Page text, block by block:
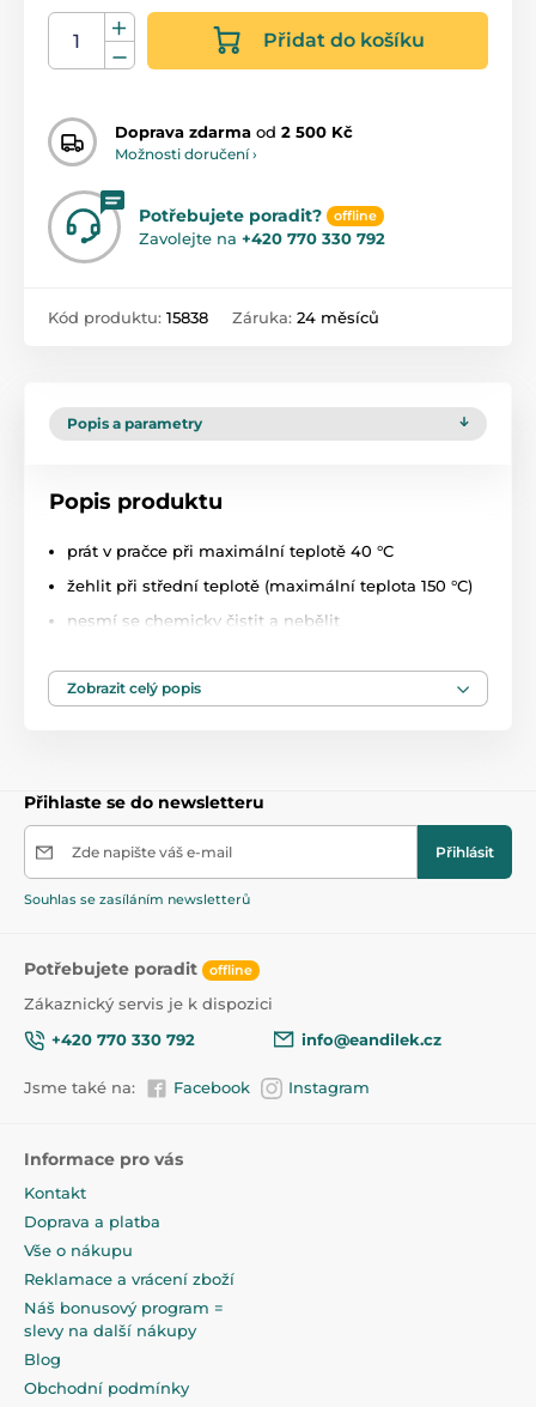
Přidat do košíku
Doprava zdarma od 2 500 Kč
Možnosti doručení ›
Potřebujete poradit? offline
Zavolejte na +420 770 330 792
Kód produktu: 15838 Záruka: 24 měsíců
Popis a parametry
Popis produktu
prát v pračce při maximální teplotě 40 °C
žehlit při střední teplotě (maximální teplota 150 °C)
nesmí se chemicky čistit a nebělit
rozměr. 140 x 70 + 15cm s gumkou
Zobrazit celý popis
Přihlaste se do newsletteru
Zde napište váš e-mail Přihlásit
Souhlas se zasíláním newsletterů
Potřebujete poradit offline
Zákaznický servis je k dispozici
+420 770 330 792
info@eandilek.cz
Jsme také na: Facebook Instagram
Informace pro vás
Kontakt
Doprava a platba
Vše o nákupu
Reklamace a vrácení zboží
Náš bonusový program =
slevy na další nákupy
Blog
Obchodní podmínky